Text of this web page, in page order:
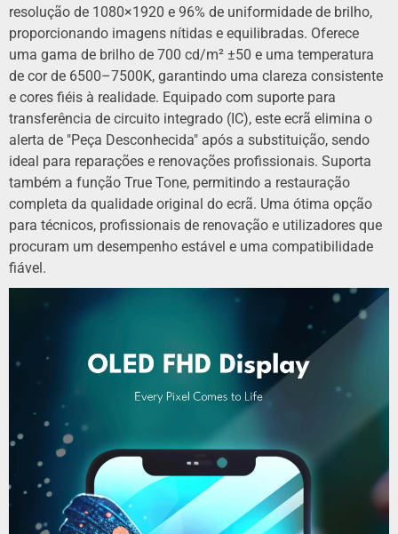
resolução de 1080×1920 e 96% de uniformidade de brilho,
proporcionando imagens nítidas e equilibradas. Oferece
uma gama de brilho de 700 cd/m² ±50 e uma temperatura
de cor de 6500–7500K, garantindo uma clareza consistente
e cores fiéis à realidade. Equipado com suporte para
transferência de circuito integrado (IC), este ecrã elimina o
alerta de "Peça Desconhecida" após a substituição, sendo
ideal para reparações e renovações profissionais. Suporta
também a função True Tone, permitindo a restauração
completa da qualidade original do ecrã. Uma ótima opção
para técnicos, profissionais de renovação e utilizadores que
procuram um desempenho estável e uma compatibilidade
fiável.